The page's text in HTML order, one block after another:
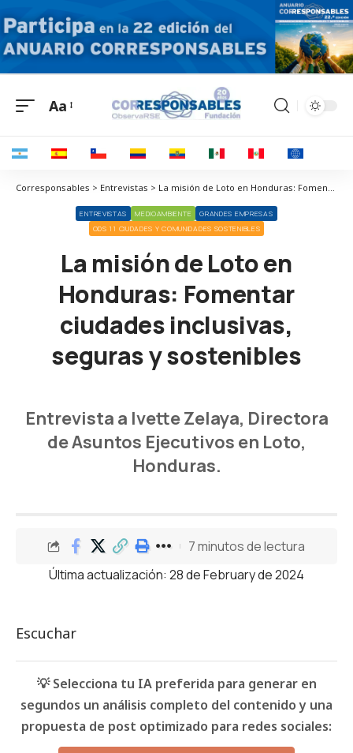
Aa
Corresponsables > Entrevistas > La misión de Loto en Honduras: Fomentar ciudades inclusivas, seguras y sostenibles
ENTREVISTAS MEDIOAMBIENTE
GRANDES EMPRESAS
ODS 11 CIUDADES Y COMUNIDADES SOSTENIBLES
La misión de Loto en
Honduras: Fomentar
ciudades inclusivas,
seguras y sostenibles
Entrevista a Ivette Zelaya, Directora
de Asuntos Ejecutivos en Loto,
Honduras.
Última actualización: 28 de February de 2024
7 minutos de lectura
Escuchar
💡 Selecciona tu IA preferida para generar en
segundos un análisis completo del contenido y una
propuesta de post optimizado para redes sociales: